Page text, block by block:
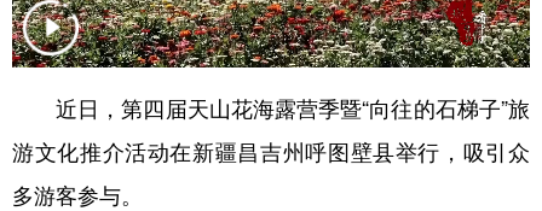
辽宁 吉林 上海 江苏
广东
近日，第四届天山花海露营季暨“向往的石梯子”旅
游文化推介活动在新疆昌吉州呼图壁县举行，吸引众
多游客参与。